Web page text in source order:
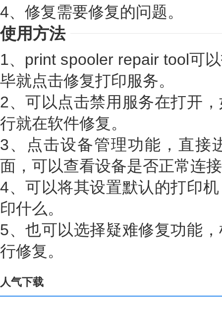
4、修复需要修复的问题。
使用方法
1、print spooler repair tool可
毕就点击修复打印服务。
2、可以点击禁用服务在打开
行就在软件修复。
3、点击设备管理功能，直接
面，可以查看设备是否正常连
4、可以将其设置默认的打印
印什么。
5、也可以选择疑难修复功能
行修复。
人气下载